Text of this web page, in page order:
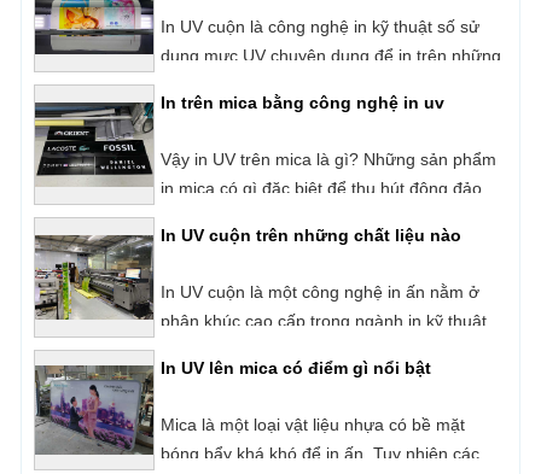
Backlit Film,
in mica có gì đặc biệt để thu hút đông đảo
phân khúc cao cấp trong ngành in kỹ thuật
sấy khô mực ngay lập tức bằng đèn UV.
Những sản phẩm của công nghệ in UV luôn
thẩm mỹ cũng như độ bền của sản phẩm.
bóng bẩy khá khó để in ấn. Tuy nhiên các
phẳng hiện đại lại đạt chất lượng tốt, bản in
sắc nét, chuẩn màu và lâu phai. Vậy in UV